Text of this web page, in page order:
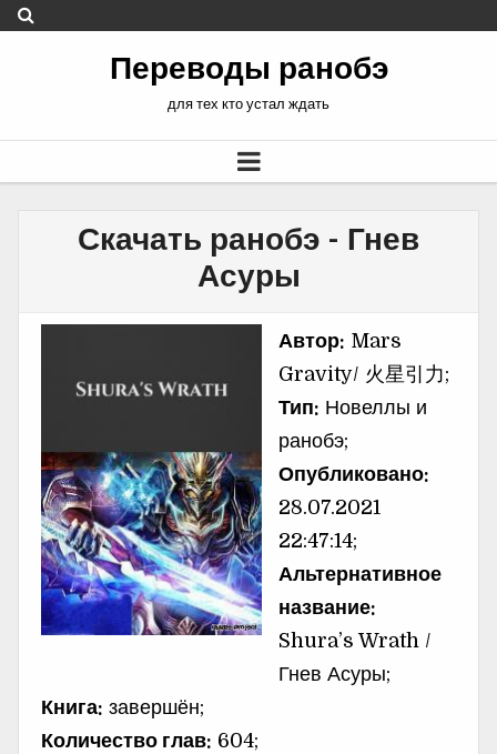
Переводы ранобэ
для тех кто устал ждать
Скачать ранобэ - Гнев
Асуры
Автор: Mars
Gravity/ 火星引力;
Тип: Новеллы и
ранобэ;
Опубликовано:
28.07.2021
22:47:14;
Альтернативное
название:
Shura’s Wrath /
Гнев Асуры;
Книга: завершён;
Количество глав: 604;